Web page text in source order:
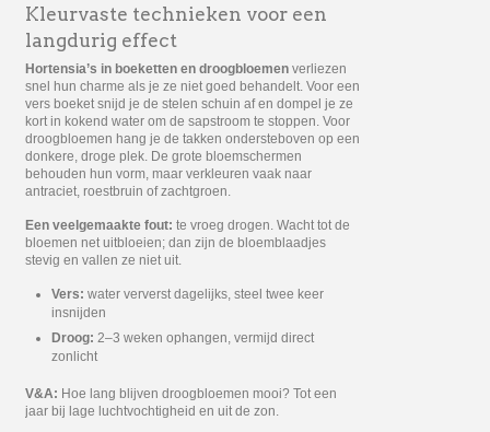
Kleurvaste technieken voor een
langdurig effect
Hortensia’s in boeketten en droogbloemen verliezen
snel hun charme als je ze niet goed behandelt. Voor een
vers boeket snijd je de stelen schuin af en dompel je ze
kort in kokend water om de sapstroom te stoppen. Voor
droogbloemen hang je de takken ondersteboven op een
donkere, droge plek. De grote bloemschermen
behouden hun vorm, maar verkleuren vaak naar
antraciet, roestbruin of zachtgroen.
Een veelgemaakte fout: te vroeg drogen. Wacht tot de
bloemen net uitbloeien; dan zijn de bloemblaadjes
stevig en vallen ze niet uit.
Vers: water ververst dagelijks, steel twee keer
insnijden
Droog: 2–3 weken ophangen, vermijd direct
zonlicht
V&A: Hoe lang blijven droogbloemen mooi? Tot een
jaar bij lage luchtvochtigheid en uit de zon.